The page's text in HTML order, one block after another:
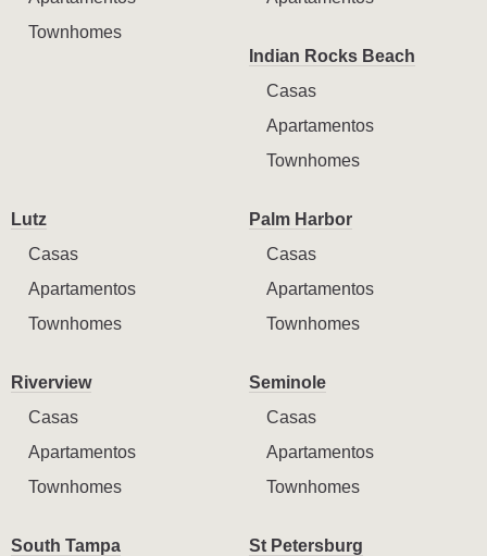
Townhomes
Indian Rocks Beach
Casas
Apartamentos
Townhomes
Lutz
Casas
Apartamentos
Townhomes
Palm Harbor
Casas
Apartamentos
Townhomes
Riverview
Casas
Apartamentos
Townhomes
Seminole
Casas
Apartamentos
Townhomes
South Tampa
St Petersburg